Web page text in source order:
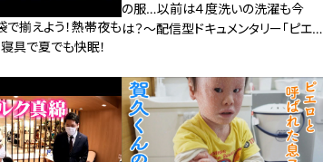
揃えよう！熱帯夜も
具で夏でも快眠！
の服…以前は４度洗いの洗濯も今
は？～配信型ドキュメンタリー「ピエ